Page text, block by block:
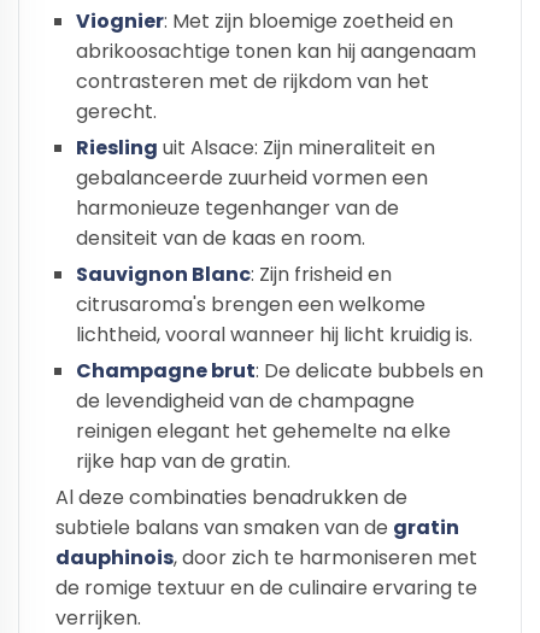
Viognier: Met zijn bloemige zoetheid en
abrikoosachtige tonen kan hij aangenaam
contrasteren met de rijkdom van het
gerecht.
Riesling uit Alsace: Zijn mineraliteit en
gebalanceerde zuurheid vormen een
harmonieuze tegenhanger van de
densiteit van de kaas en room.
Sauvignon Blanc: Zijn frisheid en
citrusaroma's brengen een welkome
lichtheid, vooral wanneer hij licht kruidig is.
Champagne brut: De delicate bubbels en
de levendigheid van de champagne
reinigen elegant het gehemelte na elke
rijke hap van de gratin.
Al deze combinaties benadrukken de
subtiele balans van smaken van de gratin
dauphinois, door zich te harmoniseren met
de romige textuur en de culinaire ervaring te
verrijken.